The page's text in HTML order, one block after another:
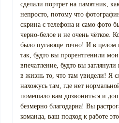
сделали портрет на памятник,
непросто, потому что
скрина с телефона и само фото
черно-белое и не очень чёткое.
было пугающе точно! И в целом
так, будто вы прорентгенили
впечатление, будто вы
в жизнь то, что там увидели! Я
нахожусь там, где нет
помешало вам дозвониться и
безмерно благодарна! Вы
команда, ваш подход к работе